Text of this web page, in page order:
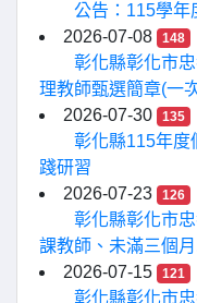
公告：115學年
2026-07-08
148
彰化縣彰化市
理教師甄選簡章(一
2026-07-30
135
彰化縣115年度
踐研習
2026-07-23
126
彰化縣彰化市
課教師、未滿三個月
2026-07-15
121
彰化縣彰化市